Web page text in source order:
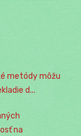
metódy môžu
d...
na